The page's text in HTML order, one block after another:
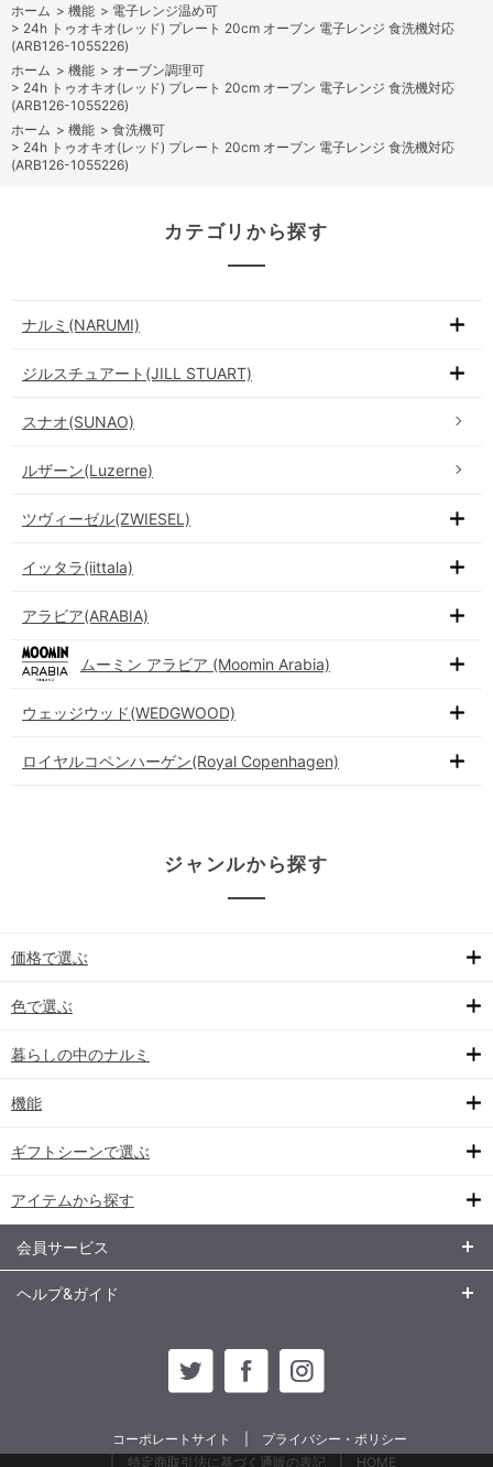
ホーム > 機能 > 電子レンジ温め可
> 24h トゥオキオ(レッド) プレート 20cm オーブン 電子レンジ 食洗機対応
(ARB126-1055226)
ホーム > 機能 > オーブン調理可
> 24h トゥオキオ(レッド) プレート 20cm オーブン 電子レンジ 食洗機対応
(ARB126-1055226)
ホーム > 機能 > 食洗機可
> 24h トゥオキオ(レッド) プレート 20cm オーブン 電子レンジ 食洗機対応
(ARB126-1055226)
カテゴリから探す
ナルミ(NARUMI)
ジルスチュアート(JILL STUART)
スナオ(SUNAO)
ルザーン(Luzerne)
ツヴィーゼル(ZWIESEL)
イッタラ(iittala)
アラビア(ARABIA)
ムーミン アラビア (Moomin Arabia)
ウェッジウッド(WEDGWOOD)
ロイヤルコペンハーゲン(Royal Copenhagen)
ジャンルから探す
価格で選ぶ
色で選ぶ
暮らしの中のナルミ
機能
ギフトシーンで選ぶ
アイテムから探す
会員サービス
ヘルプ&ガイド
コーポレートサイト
プライバシー・ポリシー
特定商取引法に基づく通販の表記
HOME